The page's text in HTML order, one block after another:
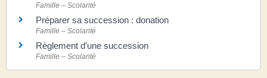
Famille – Scolarité
Préparer sa succession : donation
Famille – Scolarité
Règlement d'une succession
Famille – Scolarité